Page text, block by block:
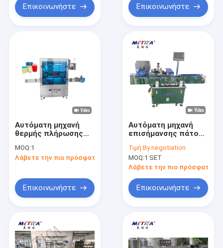
Προϊόντα
Επικοινωνήστε Επικοινωνήστε
Αυτόματη μηχανή
θερμής πλήρωσης
αποσμητικού για
καλλυντικά
MOQ:1
Λάβετε την πιο πρόσφατη τιμή
Επικοινωνήστε
Αυτόματη μηχανή
επισήμανσης πάτου
μάσκαρα
Τιμή:By negotiation
MOQ:1 SET
Λάβετε την πιο πρόσφατη
Επικοινωνήστε